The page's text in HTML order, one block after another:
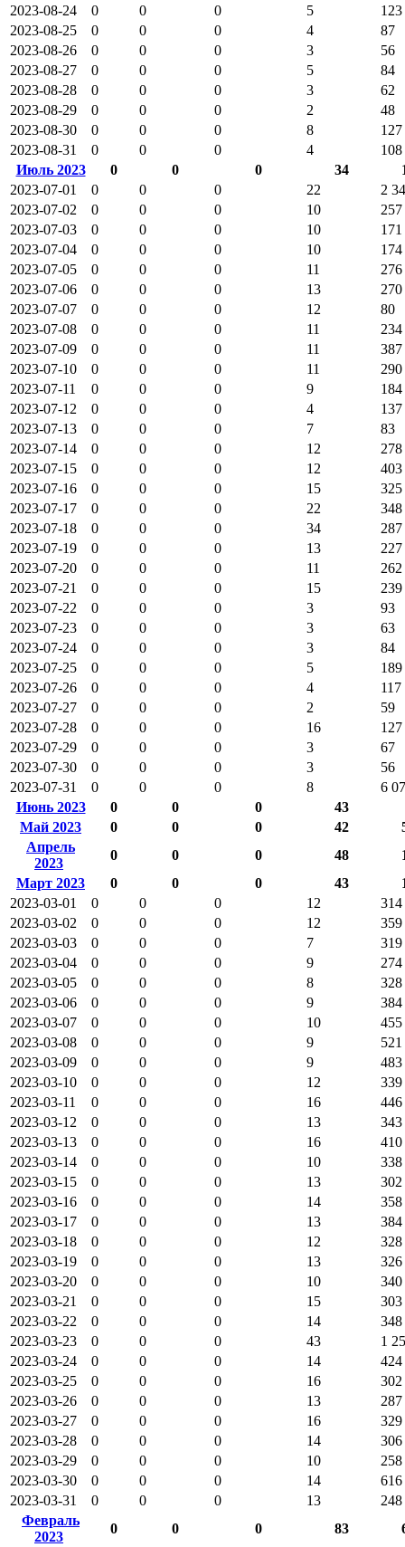
2023-08-24 0 0 0 5
123
2023-08-25
0 0 0 4
87
2023-08-26
0 0 0 3
56
2023-08-27
0 0 0 5
84
2023-08-28
0 0 0 3
62
2023-08-29
0 0 0 2
48
2023-08-30
0 0 0 8
127
2023-08-31
0 0 0 4
108
Июль 2023
0 0 0 34
2023-07-01
0 0 0 22
2
2023-07-02
0 0 0 10
257
2023-07-03
0 0 0 10
171
2023-07-04
0 0 0 10
174
2023-07-05
0 0 0 11
276
2023-07-06
0 0 0 13
270
2023-07-07
0 0 0 12
80
2023-07-08
0 0 0 11
234
2023-07-09
0 0 0 11
387
2023-07-10
0 0 0 11
290
2023-07-11
0 0 0 9
184
2023-07-12
0 0 0 4
137
2023-07-13
0 0 0 7
83
2023-07-14
0 0 0 12
278
2023-07-15
0 0 0 12
403
2023-07-16
0 0 0 15
325
2023-07-17
0 0 0 22
348
2023-07-18
0 0 0 34
287
2023-07-19
0 0 0 13
227
2023-07-20
0 0 0 11
262
2023-07-21
0 0 0 15
239
2023-07-22
0 0 0 3
93
2023-07-23
0 0 0 3
63
2023-07-24
0 0 0 3
84
2023-07-25
0 0 0 5
189
2023-07-26
0 0 0 4
117
2023-07-27
0 0 0 2
59
2023-07-28
0 0 0 16
127
2023-07-29
0 0 0 3
67
2023-07-30
0 0 0 3
56
2023-07-31
0 0 0 8
6
Июнь 2023
0 0 0 43
Май 2023
0 0 0 42
Апрель
2023
0 0 0 48
Март 2023
0 0 0 43
2023-03-01
0 0 0 12
314
2023-03-02
0 0 0 12
359
2023-03-03
0 0 0 7
319
2023-03-04
0 0 0 9
274
2023-03-05
0 0 0 8
328
2023-03-06
0 0 0 9
384
2023-03-07
0 0 0 10
455
2023-03-08
0 0 0 9
521
2023-03-09
0 0 0 9
483
2023-03-10
0 0 0 12
339
2023-03-11
0 0 0 16
446
2023-03-12
0 0 0 13
343
2023-03-13
0 0 0 16
410
2023-03-14
0 0 0 10
338
2023-03-15
0 0 0 13
302
2023-03-16
0 0 0 14
358
2023-03-17
0 0 0 13
384
2023-03-18
0 0 0 12
328
2023-03-19
0 0 0 13
326
2023-03-20
0 0 0 10
340
2023-03-21
0 0 0 15
303
2023-03-22
0 0 0 14
348
2023-03-23
0 0 0 43
1
2023-03-24
0 0 0 14
424
2023-03-25
0 0 0 16
302
2023-03-26
0 0 0 13
287
2023-03-27
0 0 0 16
329
2023-03-28
0 0 0 14
306
2023-03-29
0 0 0 10
258
2023-03-30
0 0 0 14
616
2023-03-31
0 0 0 13
248
Февраль
2023
0 0 0 83